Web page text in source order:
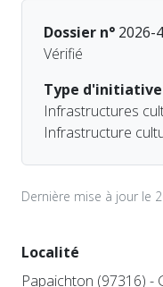
Dossier n° 2026-
Vérifié
Type d'initiative
Infrastructures
Infrastructure
Dernière mise à jour le
Localité
Papaichton (97316) -